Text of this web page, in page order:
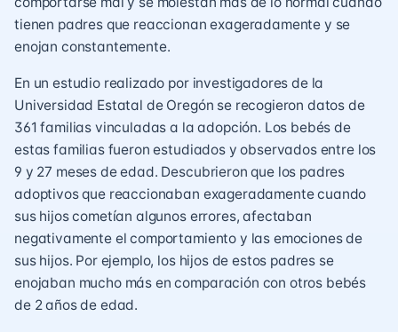
tienen padres que reaccionan exageradamente y se
enojan constantemente.
En un estudio realizado por investigadores de la
Universidad Estatal de Oregón se recogieron datos de
361 familias vinculadas a la adopción. Los bebés de
estas familias fueron estudiados y observados entre los
9 y 27 meses de edad. Descubrieron que los padres
adoptivos que reaccionaban exageradamente cuando
sus hijos cometían algunos errores, afectaban
negativamente el comportamiento y las emociones de
sus hijos. Por ejemplo, los hijos de estos padres se
enojaban mucho más en comparación con otros bebés
de 2 años de edad.